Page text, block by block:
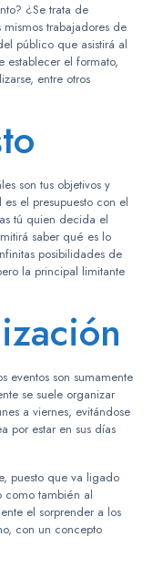
¿Se trata de
trabajadores de
público que asistirá al
establecer el formato,
entre otros
son tus objetivos y
el presupuesto con el
tú quien decida el
saber qué es lo
posibilidades de
la principal limitante
eventos son sumamente
se suele organizar
a viernes, evitándose
por estar en sus días
puesto que va ligado
como también al
el sorprender a los
con un concepto